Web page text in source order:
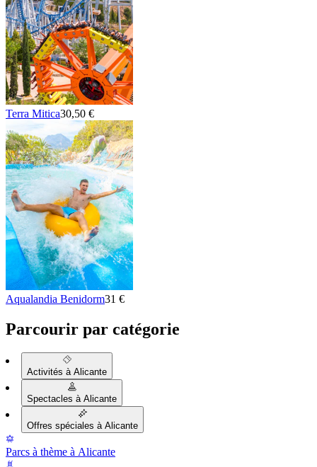
Terra Mitica30,50 €
Aqualandia Benidorm31 €
Parcourir par catégorie
Activités à Alicante
Spectacles à Alicante
Offres spéciales à Alicante
Parcs à thème à Alicante